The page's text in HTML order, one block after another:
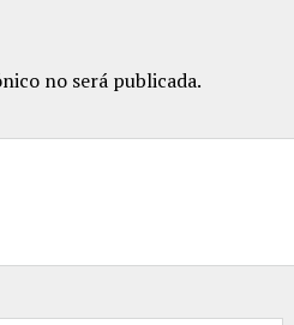
no será publicada.